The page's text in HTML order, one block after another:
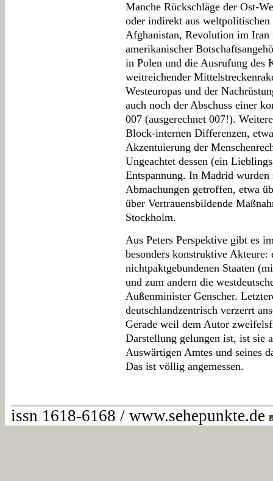
Manche Rückschläge der Ost-
oder indirekt aus
Afghanistan, Revolution im Iran
amerikanischer
in Polen und die Ausrufung des
weitreichender
Westeuropas und der
auch noch der Abschuss einer
007 (ausgerechnet 007!).
Block-internen Differenzen,
Akzentuierung der
Ungeachtet dessen (ein
Entspannung. In Madrid
Abmachungen getroffen, etwa
über Vertrauensbildende
Stockholm.
Aus Peters Perspektive gibt es
besonders konstruktive
nichtpaktgebundenen Staaten
und zum andern die
Außenminister Genscher.
deutschlandzentrisch verzerrt
Gerade weil dem Autor
Darstellung gelungen ist, ist sie
Auswärtigen Amtes und seines
Das ist völlig angemessen.
issn 1618-6168 / www.sehepunkte.de